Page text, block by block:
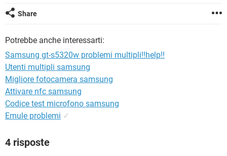
Share
Potrebbe anche interessarti:
Samsung gt-s5320w problemi multipli!!help!!
Utenti multipli samsung
Migliore fotocamera samsung
Attivare nfc samsung
Codice test microfono samsung
Emule problemi ✓
4 risposte